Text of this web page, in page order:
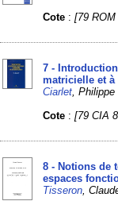
Cote :[79 ROM
7 -
matricielle et
Ciarlet ,
Cote :[79 CIA
8 - Notions de
espaces
Tisseron ,